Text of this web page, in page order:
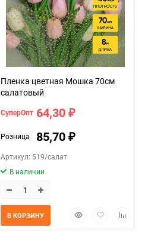
Пленка цветная Мошка 70см
салатовый
СуперОпт 64,30 ₽
Розница 85,70 ₽
Артикул: 519/салат
В наличии
БыстрыйДобавить
В КОРЗИНУ